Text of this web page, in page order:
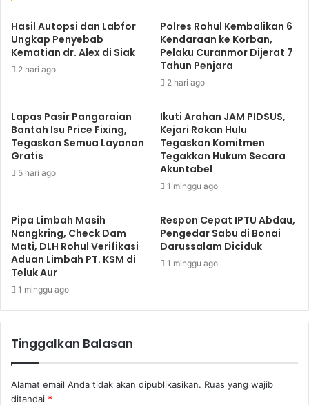
Hasil Autopsi dan Labfor
Ungkap Penyebab
Kematian dr. Alex di Siak
2 hari ago
Polres Rohul Kembalikan 6
Kendaraan ke Korban,
Pelaku Curanmor Dijerat 7
Tahun Penjara
2 hari ago
Lapas Pasir Pangaraian
Bantah Isu Price Fixing,
Tegaskan Semua Layanan
Gratis
5 hari ago
Ikuti Arahan JAM PIDSUS,
Kejari Rokan Hulu
Tegaskan Komitmen
Tegakkan Hukum Secara
Akuntabel
1 minggu ago
Pipa Limbah Masih
Nangkring, Check Dam
Mati, DLH Rohul Verifikasi
Aduan Limbah PT. KSM di
Teluk Aur
1 minggu ago
Respon Cepat IPTU Abdau,
Pengedar Sabu di Bonai
Darussalam Diciduk
1 minggu ago
Tinggalkan Balasan
Alamat email Anda tidak akan dipublikasikan. Ruas yang wajib
ditandai *